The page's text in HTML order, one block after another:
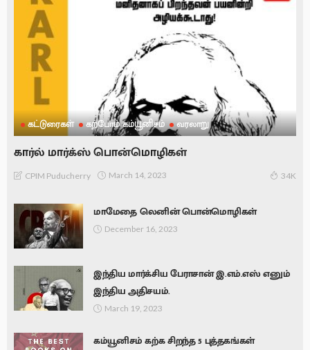
கட்டுரைகள் கற்போம் கம்யூனிசம் வரலாறு
கார்ல் மார்க்ஸ் பொன்மொழிகள்
CPIM Puducherry March 14, 2023 34K
மாமேதை லெனின் பொன்மொழிகள்
December 16, 2023
இந்திய மார்க்சிய பேராசான் இ.எம்.எஸ் எனும்
இந்திய அதிசயம்.
March 19, 2023
கம்யூனிசம் கற்க சிறந்த 5 புத்தகங்கள்